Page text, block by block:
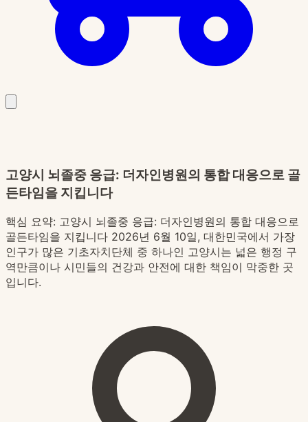
고양시 뇌졸중 응급: 더자인병원의 통합 대응으로 골
든타임을 지킵니다
핵심 요약: 고양시 뇌졸중 응급: 더자인병원의 통합 대응으로
골든타임을 지킵니다 2026년 6월 10일, 대한민국에서 가장
인구가 많은 기초자치단체 중 하나인 고양시는 넓은 행정 구
역만큼이나 시민들의 건강과 안전에 대한 책임이 막중한 곳
입니다.